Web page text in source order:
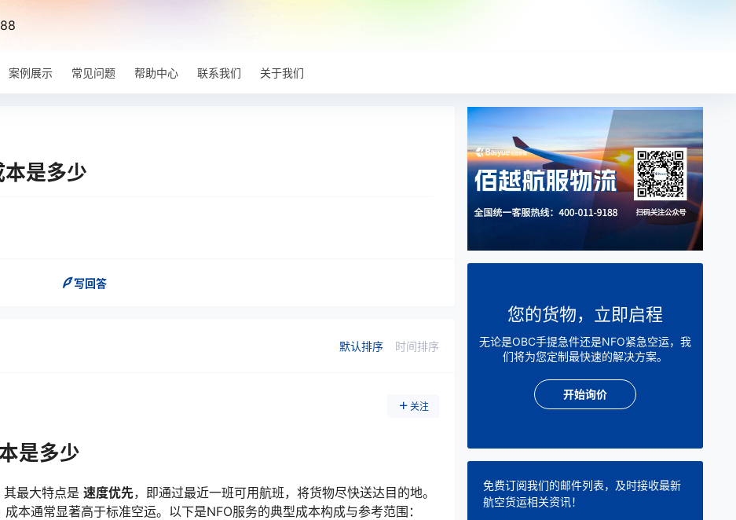
案例展示 常见问题 帮助中心 联系我们 关于我们
是多少
写回答
默认排序 时间排序
关注
是多少
最大特点是 速度优先，即通过最近一班可用航班，将货物尽快送达目的地。
本通常显著高于标准空运。以下是NFO服务的典型成本构成与参考范围：
您的货物，立即启程
无论是OBC手提急件还是NFO紧急空运，我
们将为您定制最快速的解决方案。
开始询价
免费订阅我们的邮件列表，及时接收最新
航空货运相关资讯！